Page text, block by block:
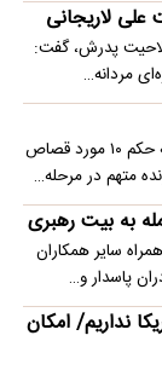
اخیر چیست؟
لاریجانی
پدرش، گفت:
مردانه…
روابط عمومی دادگستری مازندران اعلام کرد که حکم ۱۰ مورد قصاص
متهم در مرحله…
به بیت رهبری
سایر همکاران
پاسدار و…
نداریم/ امکان